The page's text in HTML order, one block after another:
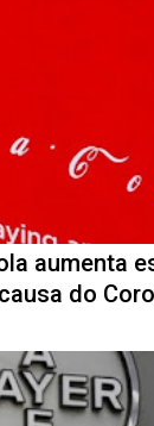
aumenta
do